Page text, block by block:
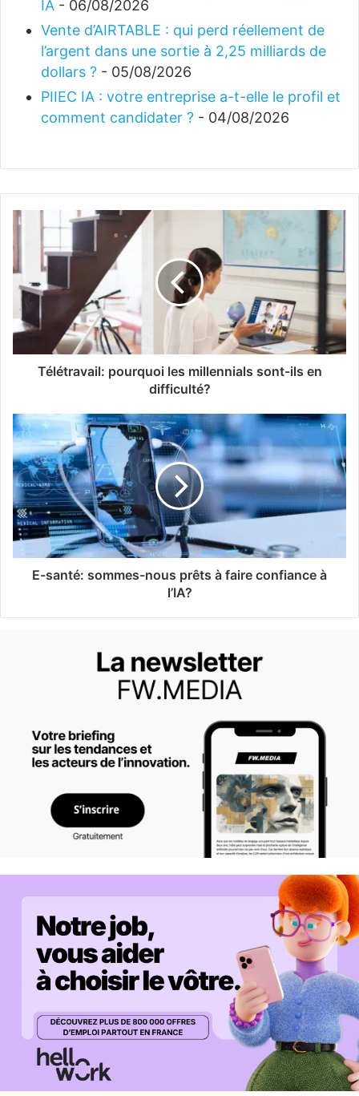
IA - 06/08/2026
Vente d’AIRTABLE : qui perd réellement de
l’argent dans une sortie à 2,25 milliards de
dollars ? - 05/08/2026
PIIEC IA : votre entreprise a-t-elle le profil et
comment candidater ? - 04/08/2026
Télétravail: pourquoi les millennials sont-ils en
difficulté?
E-santé: sommes-nous prêts à faire confiance à
l’IA?